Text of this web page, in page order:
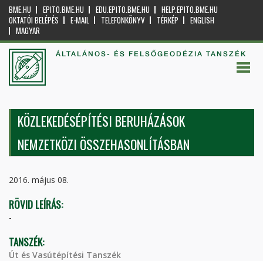
BME.HU EPITO.BME.HU EDU.EPITO.BME.HU
HELP.EPITO.BME.HU
OKTATÓI BELÉPÉS
E-MAIL TELEFONKÖNYV TÉRKÉP
ENGLISH
MAGYAR
ÁLTALÁNOS- ÉS FELSŐGEODÉZIA TANSZÉK
KÖZLEKEDÉSÉPÍTÉSI BERUHÁZÁSOK
NEMZETKÖZI ÖSSZEHASONLÍTÁSBAN
2016. május 08.
RÖVID LEÍRÁS:
-
TANSZÉK:
Út és Vasútépítési Tanszék